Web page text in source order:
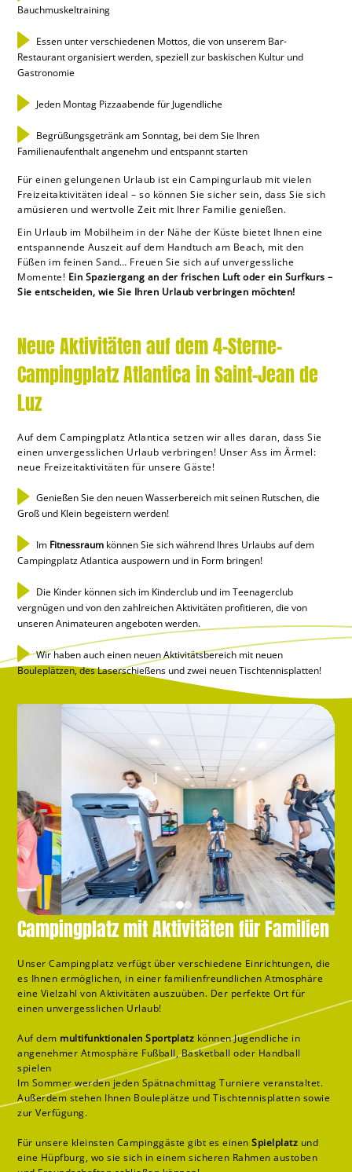
Bauchmuskeltraining
Essen unter verschiedenen Mottos, die von unserem Bar-
Restaurant organisiert werden, speziell zur baskischen Kultur und
Gastronomie
Jeden Montag Pizzaabende für Jugendliche
Begrüßungsgetränk am Sonntag, bei dem Sie Ihren
Familienaufenthalt angenehm und entspannt starten
Für einen gelungenen Urlaub ist ein Campingurlaub mit vielen
Freizeitaktivitäten ideal – so können Sie sicher sein, dass Sie sich
amüsieren und wertvolle Zeit mit Ihrer Familie genießen.
Ein Urlaub im Mobilheim in der Nähe der Küste bietet Ihnen eine
entspannende Auszeit auf dem Handtuch am Beach, mit den
Füßen im feinen Sand… Freuen Sie sich auf unvergessliche
Momente! Ein Spaziergang an der frischen Luft oder ein Surfkurs –
Sie entscheiden, wie Sie Ihren Urlaub verbringen möchten!
Neue Aktivitäten auf dem 4-Sterne-
Campingplatz Atlantica in Saint-Jean de
Luz
Auf dem Campingplatz Atlantica setzen wir alles daran, dass Sie
einen unvergesslichen Urlaub verbringen! Unser Ass im Ärmel:
neue Freizeitaktivitäten für unsere Gäste!
Genießen Sie den neuen Wasserbereich mit seinen Rutschen, die
Groß und Klein begeistern werden!
Im Fitnessraum können Sie sich während Ihres Urlaubs auf dem
Campingplatz Atlantica auspowern und in Form bringen!
Die Kinder können sich im Kinderclub und im Teenagerclub
vergnügen und von den zahlreichen Aktivitäten profitieren, die von
unseren Animateuren angeboten werden.
Wir haben auch einen neuen Aktivitätsbereich mit neuen
Bouleplätzen, des Laserschießens und zwei neuen Tischtennisplatten!
Campingplatz mit Aktivitäten für Familien
Unser Campingplatz verfügt über verschiedene Einrichtungen, die
es Ihnen ermöglichen, in einer familienfreundlichen Atmosphäre
eine Vielzahl von Aktivitäten auszuüben. Der perfekte Ort für
einen unvergesslichen Urlaub!
Auf dem multifunktionalen Sportplatz können Jugendliche in
angenehmer Atmosphäre Fußball, Basketball oder Handball
spielen
Im Sommer werden jeden Spätnachmittag Turniere veranstaltet.
Außerdem stehen Ihnen Bouleplätze und Tischtennisplatten sowie
zur Verfügung.
Für unsere kleinsten Campinggäste gibt es einenSpielplatz und
eine Hüpfburg, wo sie sich in einem sicheren Rahmen austoben